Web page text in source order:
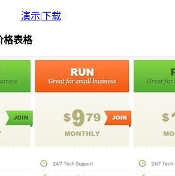
演示|下载
格表格